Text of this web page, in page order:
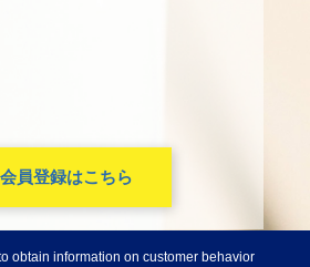
会員登録はこちら
obtain information on customer behavior